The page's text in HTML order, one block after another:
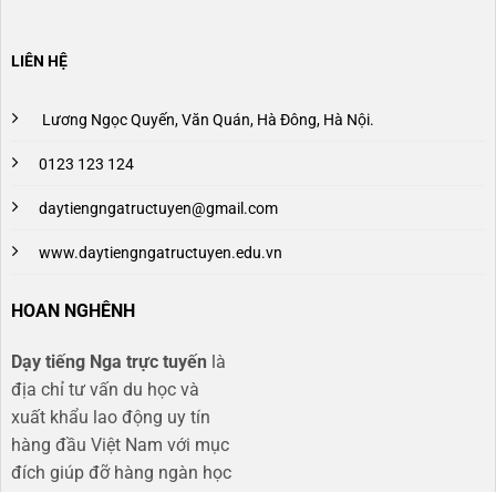
LIÊN HỆ
Lương Ngọc Quyến, Văn Quán, Hà Đông, Hà Nội.
0123 123 124
daytiengngatructuyen@gmail.com
www.daytiengngatructuyen.edu.vn
HOAN NGHÊNH
Dạy tiếng Nga trực tuyến là
địa chỉ tư vấn du học và
xuất khẩu lao động uy tín
hàng đầu Việt Nam với mục
đích giúp đỡ hàng ngàn học